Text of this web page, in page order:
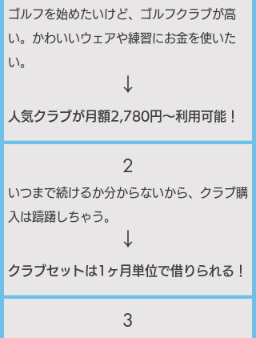
ゴルフを始めたいけど、ゴルフクラブが高
い。かわいいウェアや練習にお金を使いた
い。
​↓
人気クラブが月額2,780円〜利用可能！
2
いつまで続けるか分からないから、クラブ購
入は躊躇しちゃう。
​↓
クラブセットは1ヶ月単位で借りられる！
3